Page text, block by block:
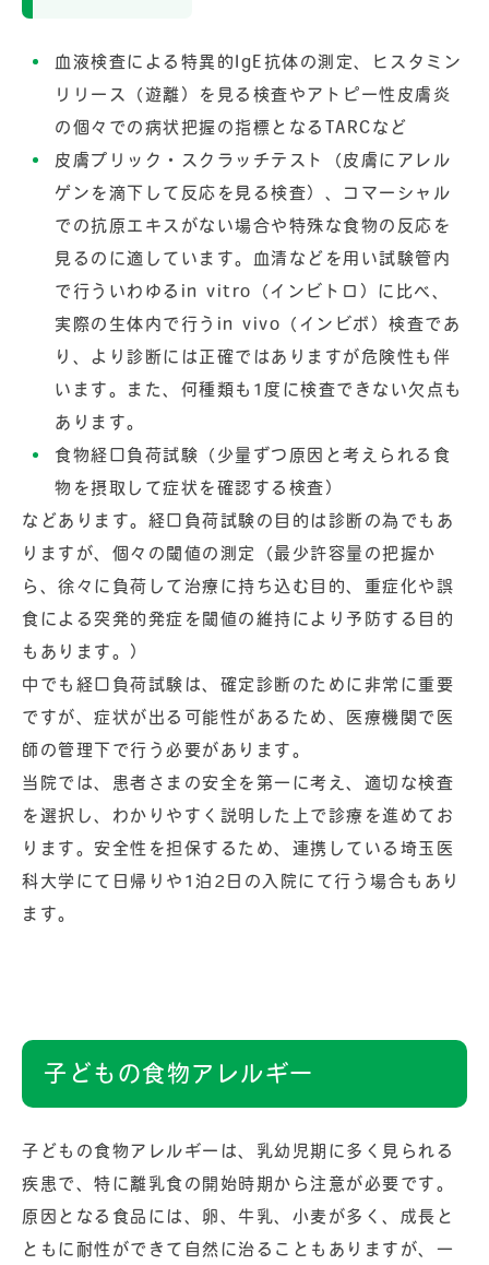
血液検査による特異的IgE抗体の測定、ヒスタミン
リリース（遊離）を見る検査やアトピー性皮膚炎
の個々での病状把握の指標となるTARCなど
皮膚プリック・スクラッチテスト（皮膚にアレル
ゲンを滴下して反応を見る検査）、コマーシャル
での抗原エキスがない場合や特殊な食物の反応を
見るのに適しています。血清などを用い試験管内
で行ういわゆるin vitro（インビトロ）に比べ、
実際の生体内で行うin vivo（インビボ）検査であ
り、より診断には正確ではありますが危険性も伴
います。また、何種類も1度に検査できない欠点も
あります。
食物経口負荷試験（少量ずつ原因と考えられる食
物を摂取して症状を確認する検査）
などあります。経口負荷試験の目的は診断の為でもあ
りますが、個々の閾値の測定（最少許容量の把握か
ら、徐々に負荷して治療に持ち込む目的、重症化や誤
食による突発的発症を閾値の維持により予防する目的
もあります。）
中でも経口負荷試験は、確定診断のために非常に重要
ですが、症状が出る可能性があるため、医療機関で医
師の管理下で行う必要があります。
当院では、患者さまの安全を第一に考え、適切な検査
を選択し、わかりやすく説明した上で診療を進めてお
ります。安全性を担保するため、連携している埼玉医
科大学にて日帰りや1泊2日の入院にて行う場合もあり
ます。
子どもの食物アレルギー
子どもの食物アレルギーは、乳幼児期に多く見られる
疾患で、特に離乳食の開始時期から注意が必要です。
原因となる食品には、卵、牛乳、小麦が多く、成長と
ともに耐性ができて自然に治ることもありますが、一